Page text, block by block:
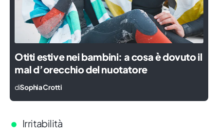
Otiti estive nei bambini: a cosa è dovuto il
mal d’orecchio del nuotatore
diSophia Crotti
Irritabilità